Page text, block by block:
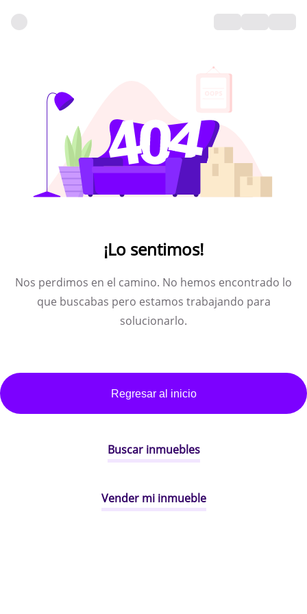
¡Lo sentimos!
Nos perdimos en el camino. No hemos encontrado lo
que buscabas pero estamos trabajando para
solucionarlo.
Regresar al inicio
Buscar inmuebles
Vender mi inmueble